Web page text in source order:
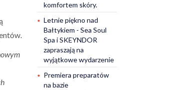
komfortem skóry.
Letnie piękno nad
Bałtykiem - Sea Soul
Spa i SKEYNDOR
zapraszają na
wyjątkowe wydarzenie
Premiera preparatów
na bazie